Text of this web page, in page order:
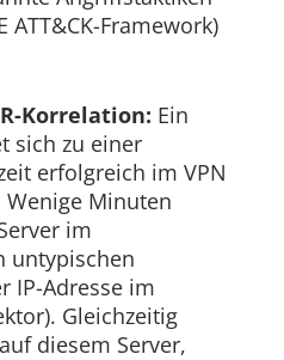
ATT&CK-Framework)
Korrelation: Ein
sich zu einer
erfolgreich im VPN
Minuten
im
untypischen
IP-Adresse im
Gleichzeitig
diesem Server,